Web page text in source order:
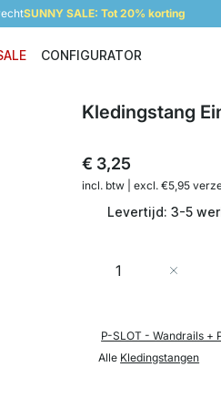
SUNNY SALE: Tot 20% korting
CONFIGURATOR
Kledingstang
€ 3,25
incl. btw | excl. €5,95
Levertijd: 3-5
Aantal
P-SLOT - Wandrails +
Alle Kledingstangen